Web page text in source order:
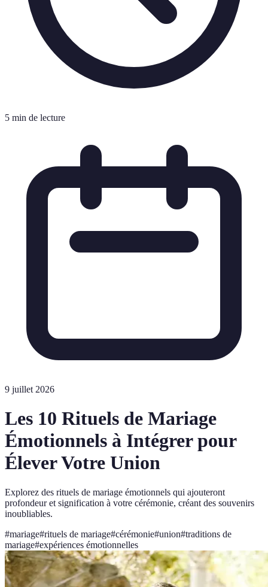
5 min de lecture
9 juillet 2026
Les 10 Rituels de Mariage
Émotionnels à Intégrer pour
Élever Votre Union
Explorez des rituels de mariage émotionnels qui ajouteront
profondeur et signification à votre cérémonie, créant des souvenirs
inoubliables.
#mariage#rituels de mariage#cérémonie#union#traditions de
mariage#expériences émotionnelles